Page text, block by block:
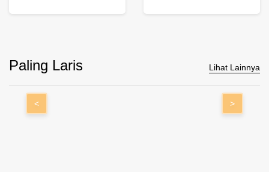
Paling Laris Lihat Lainnya
< >